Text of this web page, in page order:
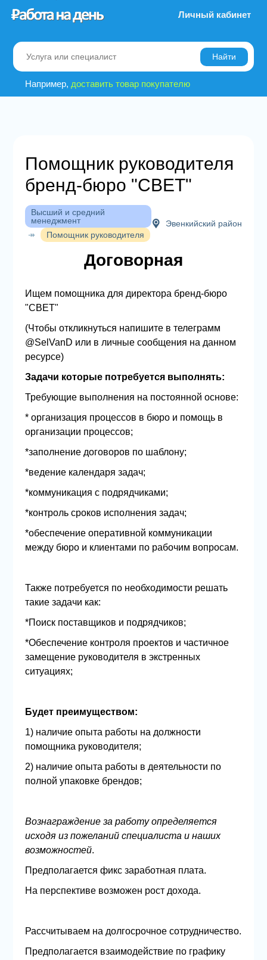
Личный кабинет
Найти
Например, доставить товар покупателю
Помощник руководителя
бренд-бюро "СВЕТ"
Высший и средний
менеджмент
↠
Помощник руководителя
Эвенкийский район
Договорная
Ищем помощника для директора бренд-бюро
"СВЕТ"
(Чтобы откликнуться напишите в телеграмм
@SelVanD или в личные сообщения на данном
ресурсе)
Задачи которые потребуется выполнять:
Требующие выполнения на постоянной основе:
* организация процессов в бюро и помощь в
организации процессов;
*заполнение договоров по шаблону;
*ведение календаря задач;
*коммуникация с подрядчиками;
*контроль сроков исполнения задач;
*обеспечение оперативной коммуникации
между бюро и клиентами по рабочим вопросам.
Также потребуется по необходимости решать
такие задачи как:
*Поиск поставщиков и подрядчиков;
*Обеспечение контроля проектов и частичное
замещение руководителя в экстренных
ситуациях;
Будет преимуществом:
1) наличие опыта работы на должности
помощника руководителя;
2) наличие опыта работы в деятельности по
полной упаковке брендов;
Вознаграждение за работу определяется
исходя из пожеланий специалиста и наших
возможностей.
Предполагается фикс заработная плата.
На перспективе возможен рост дохода.
Рассчитываем на долгосрочное сотрудничество.
Предполагается взаимодействие по графику